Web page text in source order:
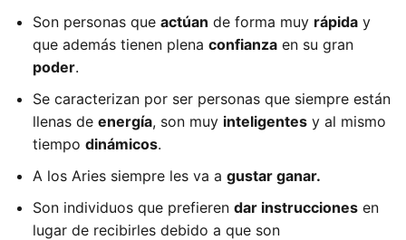
Son personas que actúan de forma muy rápida y
que además tienen plena confianza en su gran
poder.
Se caracterizan por ser personas que siempre están
llenas de energía, son muy inteligentes y al mismo
tiempo dinámicos.
A los Aries siempre les va a gustar ganar.
Son individuos que prefieren dar instrucciones en
lugar de recibirles debido a que son